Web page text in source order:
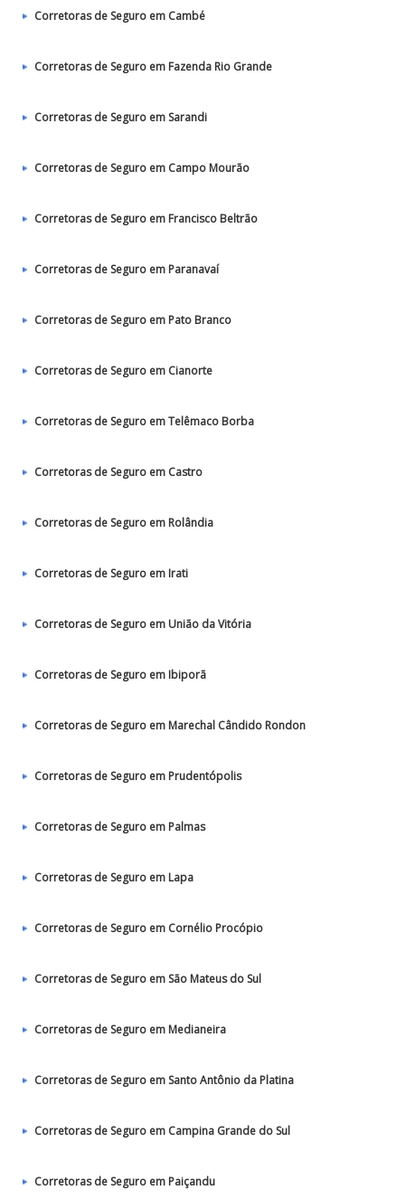
Corretoras de Seguro em Cambé
Corretoras de Seguro em Fazenda Rio Grande
Corretoras de Seguro em Sarandi
Corretoras de Seguro em Campo Mourão
Corretoras de Seguro em Francisco Beltrão
Corretoras de Seguro em Paranavaí
Corretoras de Seguro em Pato Branco
Corretoras de Seguro em Cianorte
Corretoras de Seguro em Telêmaco Borba
Corretoras de Seguro em Castro
Corretoras de Seguro em Rolândia
Corretoras de Seguro em Irati
Corretoras de Seguro em União da Vitória
Corretoras de Seguro em Ibiporã
Corretoras de Seguro em Marechal Cândido Rondon
Corretoras de Seguro em Prudentópolis
Corretoras de Seguro em Palmas
Corretoras de Seguro em Lapa
Corretoras de Seguro em Cornélio Procópio
Corretoras de Seguro em São Mateus do Sul
Corretoras de Seguro em Medianeira
Corretoras de Seguro em Santo Antônio da Platina
Corretoras de Seguro em Campina Grande do Sul
Corretoras de Seguro em Paiçandu